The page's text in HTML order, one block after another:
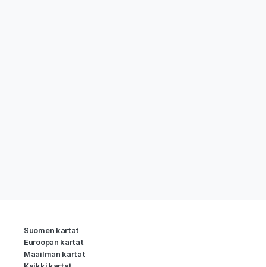
Suomen kartat
Euroopan kartat
Maailman kartat